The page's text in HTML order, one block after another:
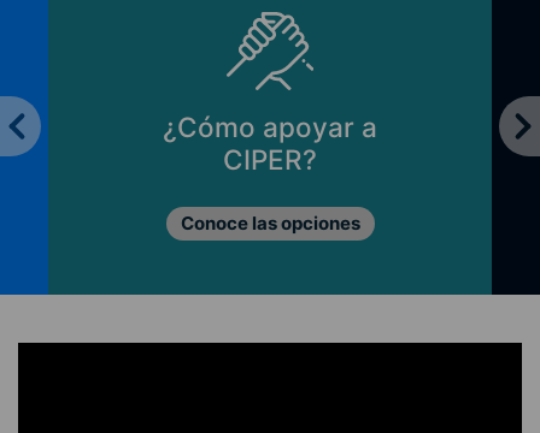
apoyar a
Principios de